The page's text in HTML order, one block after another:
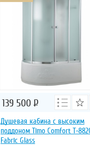
Душевая кабина с высоким
поддоном Timo Comfort T-
Fabric Glass
139 500 Р